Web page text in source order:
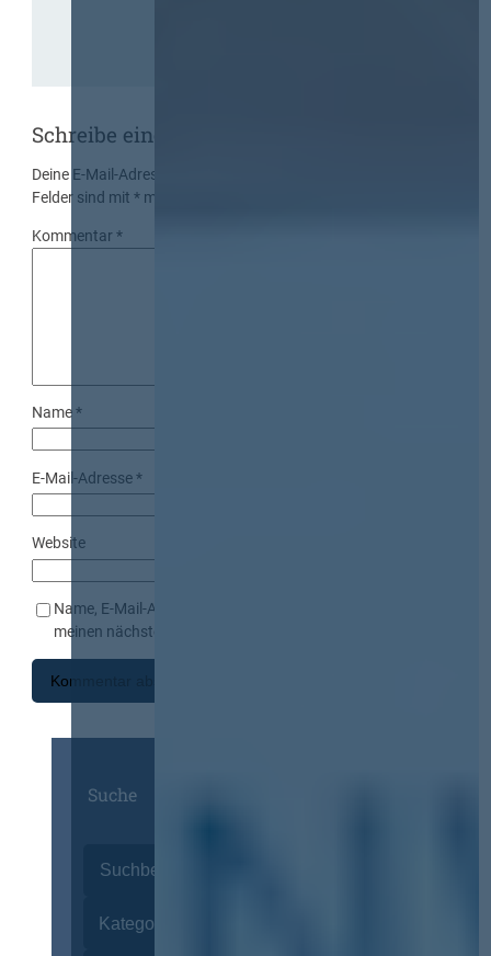
Schreibe einen Kommentar
Deine E-Mail-Adresse wird nicht veröffentlicht.
Felder sind mit* markiert
Kommentar*
Name*
E-Mail-Adresse*
Website
Name, E-Mail-Adresse und Website in diesem Browser für
meinen nächsten Kommentar speichern.
Suche